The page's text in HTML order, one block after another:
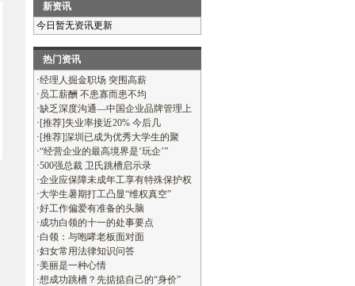
新资讯
今日暂无资讯更新
热门资讯
·经理人掘金职场 突围高薪
· 员工薪酬 不患寡而患不均
·缺乏深度沟通—中国企业品牌管理上
·[推荐]失业率接近20% 今后几
·[推荐]深圳已成为优秀大学生的聚
·“经营企业的最高境界是‘玩企’”
·500强总裁 卫氏跳槽启示录
·企业应保障未成年工享有特殊保护权
·大学生暑期打工凸显“维权真空”
·好工作偏爱有准备的头脑
·成功白领的十一的处事要点
·白领：与咆哮老板面对面
·妇女常用法律知识问答
·美丽是一种心情
·想成功跳槽？先掂掂自己的“身价”